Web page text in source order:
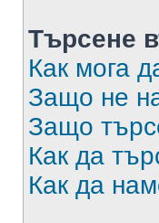
Търсене
Как мога
Защо не
Защо
Как да
Как да